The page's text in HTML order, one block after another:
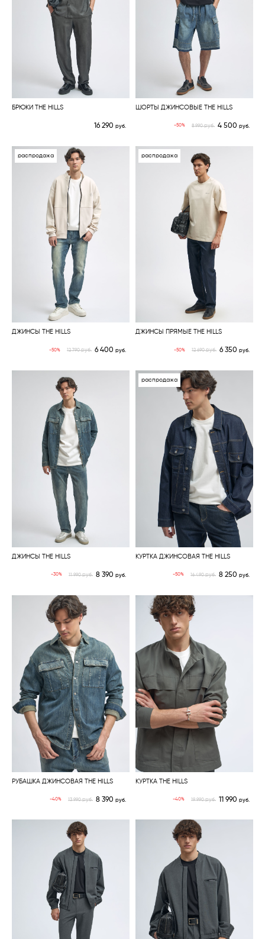
БРЮКИ THE HILLS
16 290 руб.
ШОРТЫ ДЖИНСОВЫЕ THE HILLS
-50% 8 990руб. 4 500руб.
распродажа
ДЖИНСЫ THE HILLS
-50% 12 790руб. 6 400 руб.
распродажа
ДЖИНСЫ ПРЯМЫЕ THE HILLS
-50% 12 690руб. 6 350руб.
ДЖИНСЫ THE HILLS
-30% 11 990руб. 8 390 руб.
распродажа
КУРТКА ДЖИНСОВАЯ THE HILLS
-50% 16 490руб. 8 250руб.
РУБАШКА ДЖИНСОВАЯ THE HILLS
-40% 13 990руб. 8 390 руб.
КУРТКА THE HILLS
-40% 19 990руб. 11 990руб.